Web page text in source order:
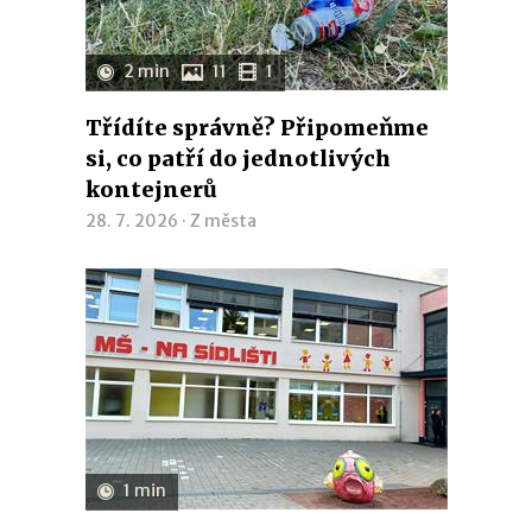
2 min 11 1
Třídíte správně? Připomeňme
si, co patří do jednotlivých
kontejnerů
28. 7. 2026 · Z města
1 min